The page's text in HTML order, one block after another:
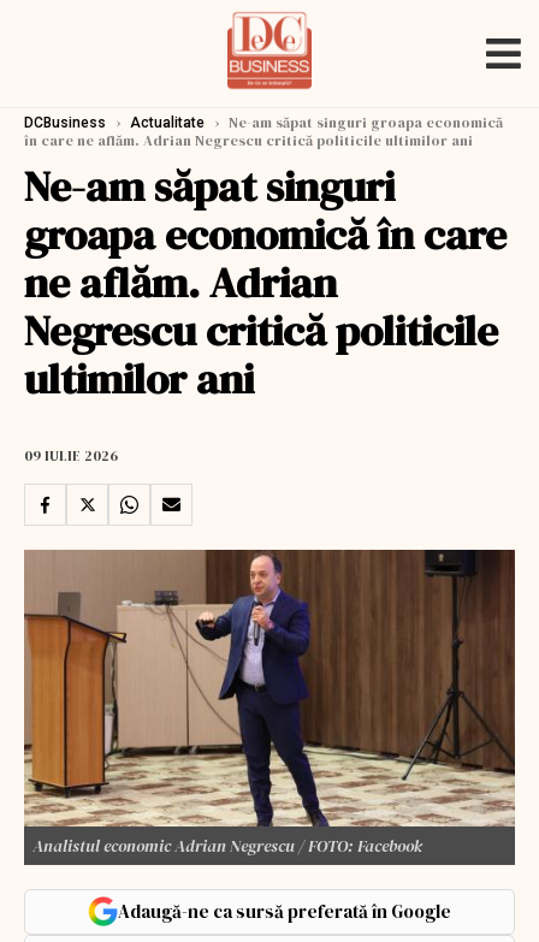
DCBusiness › Actualitate › Ne-am săpat singuri groapa economică
în care ne aflăm. Adrian Negrescu critică politicile ultimilor ani
Ne-am săpat singuri
groapa economică în care
ne aflăm. Adrian
Negrescu critică politicile
ultimilor ani
09 IULIE 2026
Analistul economic Adrian Negrescu / FOTO: Facebook
Adaugă-ne ca sursă preferată în Google